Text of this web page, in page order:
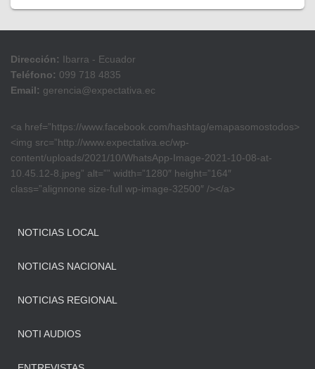
Dirección: Ibarra - Ecuador
Teléfono: 099 718 4835
Email: gerencia@expectativa.ec
<a href=”https://www.facebook.com/hashtag/emapasomostodos>
<img src=”http://www.expectativa.ec/wp-
content/uploads/2021/10/WhatsApp-Image-2021-10-08-at-
10.45.12-8.jpeg” alt=”” width=”1280″ height=”164″
class=”alignnone size-full wp-image-32500″ /></a>
NOTICIAS LOCAL
NOTICIAS NACIONAL
NOTICIAS REGIONAL
NOTI AUDIOS